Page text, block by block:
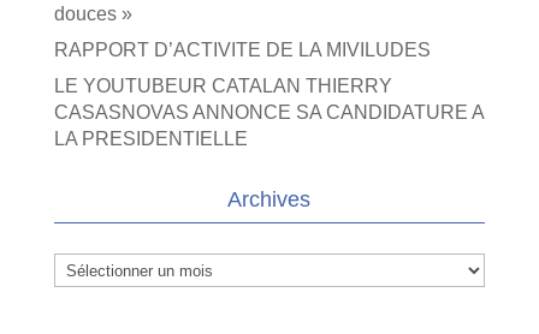
douces »
RAPPORT D’ACTIVITE DE LA MIVILUDES
LE YOUTUBEUR CATALAN THIERRY
CASASNOVAS ANNONCE SA CANDIDATURE A
LA PRESIDENTIELLE
Archives
Archives